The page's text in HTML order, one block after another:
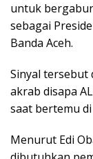
untuk
sebagai
Banda Aceh.
Sinyal tersebut
akrab disapa
saat bertemu di
Menurut Edi